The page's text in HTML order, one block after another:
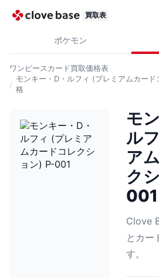
買取表
ポケモン
ワンピースカード買取価格表
モンキー・D・ルフィ (プレミアムカー
格
モ
ル
ア
ク
001
Clove
とカー
す。